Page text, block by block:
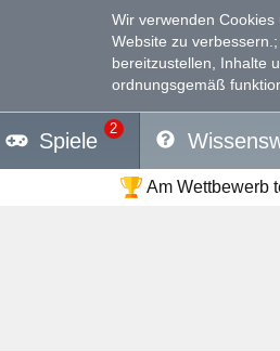
Wir verwenden
Website zu verbessern.
bereitzustellen, Inhalte
ordnungsgemäß
Spiele
2
Am Wettbewerb